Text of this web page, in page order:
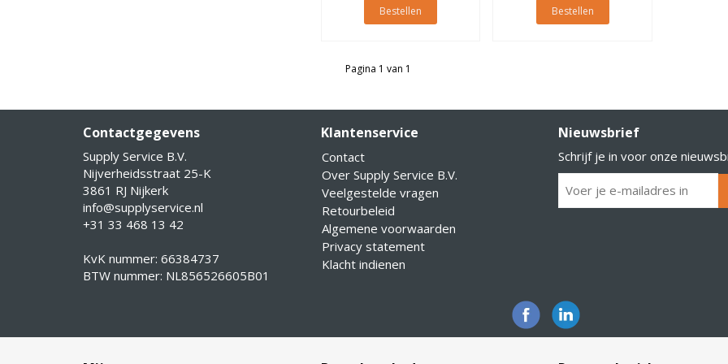
Bestellen Bestellen
Pagina 1 van 1
Contactgegevens
Supply Service B.V.
Nijverheidsstraat 25-K
3861 RJ Nijkerk
info@supplyservice.nl
+31 33 468 13 42
KvK nummer: 66384737
BTW nummer: NL856526605B01
Klantenservice
Contact
Over Supply Service B.V.
Veelgestelde vragen
Retourbeleid
Algemene voorwaarden
Privacy statement
Klacht indienen
Nieuwsbrief
Schrijf je in voor onze